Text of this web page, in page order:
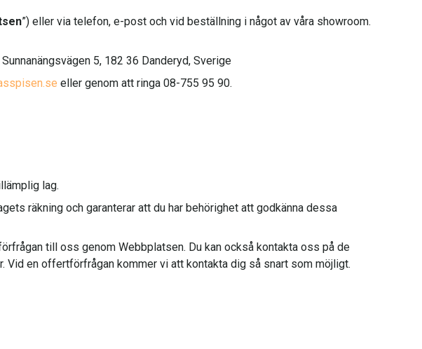
”) eller via telefon, e-post och vid beställning i något av våra showroom.
5, 182 36 Danderyd, Sverige
eller genom att ringa 08-755 95 90.
lag.
räkning och garanterar att du har behörighet att godkänna dessa
till oss genom Webbplatsen. Du kan också kontakta oss på de
en offertförfrågan kommer vi att kontakta dig så snart som möjligt.